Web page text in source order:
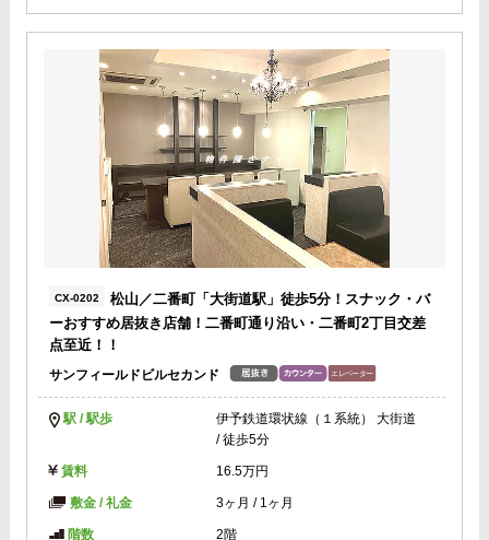
CX-0202
松山／二番町「大街道駅」徒歩5分！スナック・バ
ーおすすめ居抜き店舗！二番町通り沿い・二番町2丁目交差
点至近！！
サンフィールドビルセカンド
駅 / 駅歩
伊予鉄道環状線（１系統） 大街道
/ 徒歩5分
賃料 16.5万円
敷金 / 礼金 3ヶ月 / 1ヶ月
階数 2階